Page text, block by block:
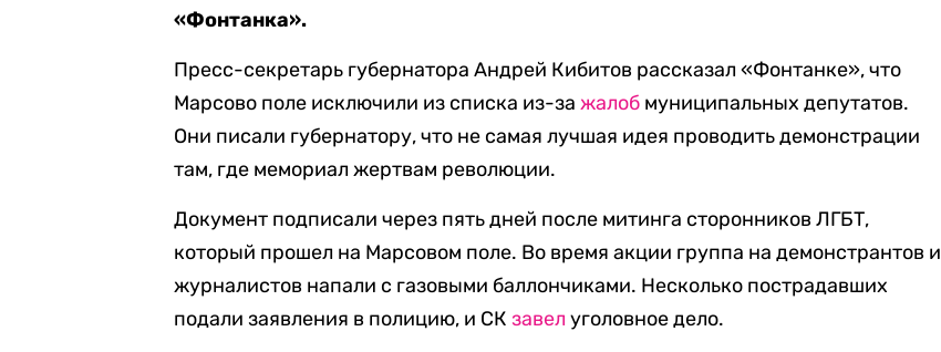
«Фонтанка».
Пресс-секретарь губернатора Андрей Кибитов рассказал «Фонтанке», что
Марсово поле исключили из списка из-зажалоб муниципальных депутатов.
Они писали губернатору, что не самая лучшая идея проводить демонстрации
там, где мемориал жертвам революции.
Документ подписали через пять дней после митинга сторонников ЛГБТ,
который прошел на Марсовом поле. Во время акции группа на демонстрантов и
журналистов напали с газовыми баллончиками. Несколько пострадавших
подали заявления в полицию, и СКзавел уголовное дело.